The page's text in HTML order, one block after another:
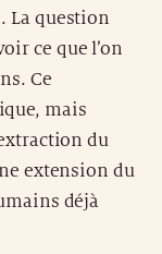
La question
ce que l’on
Ce
mais
du
extension du
déjà